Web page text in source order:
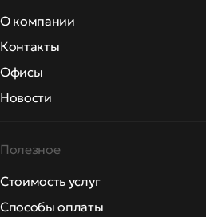
О компании
Контакты
Офисы
Новости
Полезное
Стоимость услуг
Способы оплаты